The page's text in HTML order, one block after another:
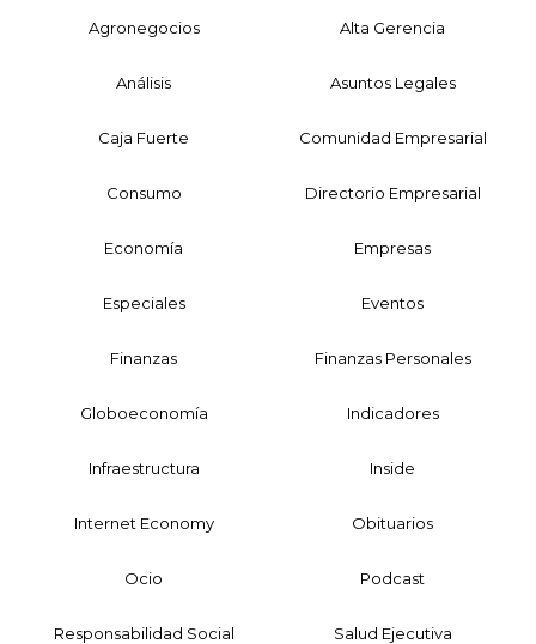
Agronegocios Alta Gerencia
Análisis Asuntos Legales
Caja Fuerte Comunidad Empresarial
Consumo Directorio Empresarial
Economía Empresas
Especiales Eventos
Finanzas Finanzas Personales
Globoeconomía Indicadores
Infraestructura Inside
Internet Economy Obituarios
Ocio Podcast
Responsabilidad Social Salud Ejecutiva